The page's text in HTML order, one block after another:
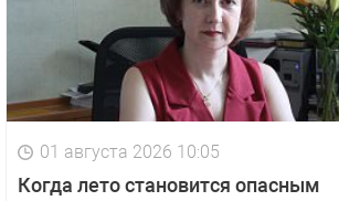
01 августа 2026 10:05
Когда лето становится опасным